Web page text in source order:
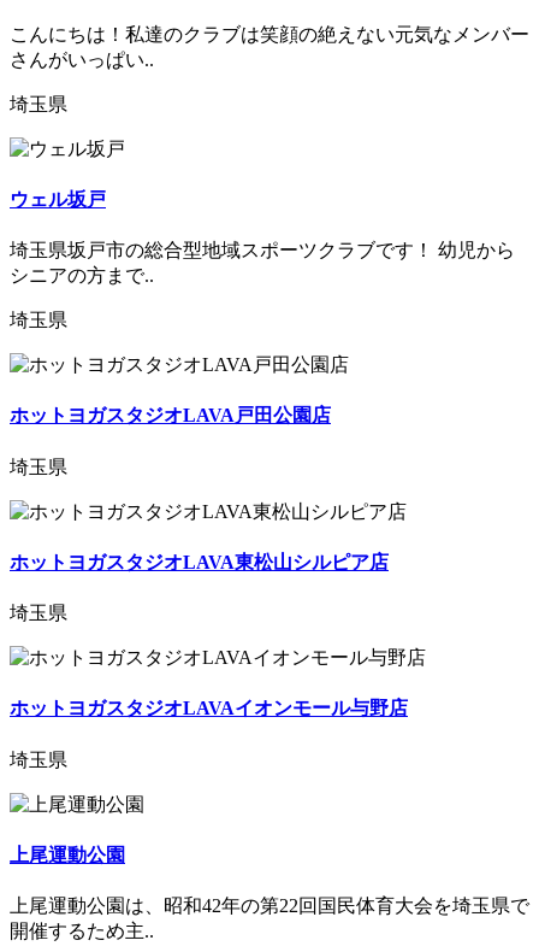
こんにちは！私達のクラブは笑顔の絶えない元気なメンバー
さんがいっぱい..
埼玉県
ウェル坂戸
埼玉県坂戸市の総合型地域スポーツクラブです！ 幼児から
シニアの方まで..
埼玉県
ホットヨガスタジオLAVA戸田公園店
埼玉県
ホットヨガスタジオLAVA東松山シルピア店
埼玉県
ホットヨガスタジオLAVAイオンモール与野店
埼玉県
上尾運動公園
上尾運動公園は、昭和42年の第22回国民体育大会を埼玉県で
開催するため主..